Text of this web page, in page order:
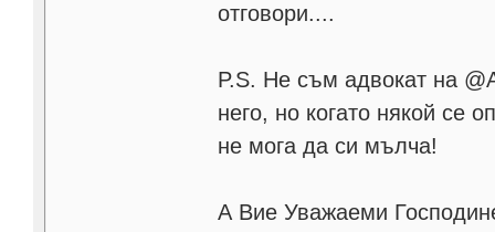
отговори....
P.S. Не съм адвокат на
него, но когато някой се
не мога да си мълча!
А Вие Уважаеми